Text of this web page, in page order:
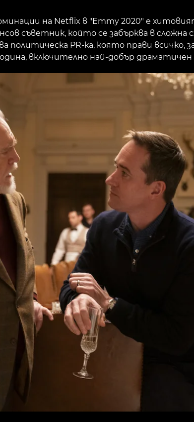
на Netflix в "Emmy 2020" е
съветник, който се забърква в сложна
политическа PR-ка, която прави
включително най-добър драматичен